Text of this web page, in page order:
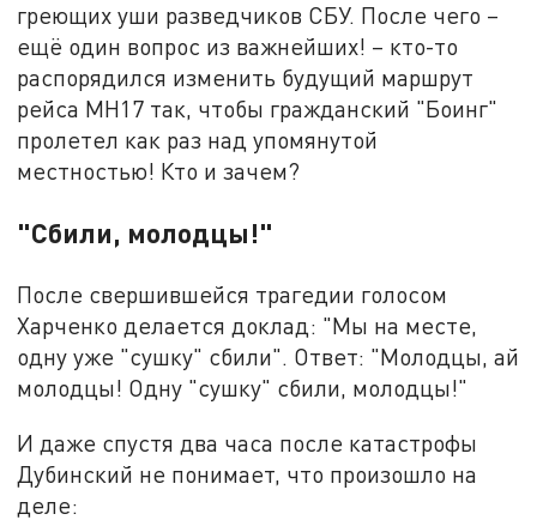
греющих уши разведчиков СБУ. После чего –
ещё один вопрос из важнейших! – кто-то
распорядился изменить будущий маршрут
рейса МН17 так, чтобы гражданский "Боинг"
пролетел как раз над упомянутой
местностью! Кто и зачем?
"Сбили, молодцы!"
После свершившейся трагедии голосом
Харченко делается доклад: "Мы на месте,
одну уже "сушку" сбили". Ответ: "Молодцы, ай
молодцы! Одну "сушку" сбили, молодцы!"
И даже спустя два часа после катастрофы
Дубинский не понимает, что произошло на
деле: